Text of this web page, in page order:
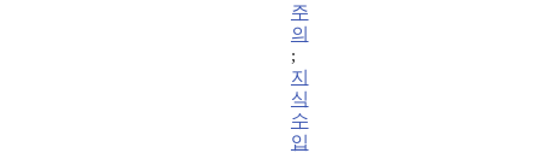
주
의
;
지
식
수
입